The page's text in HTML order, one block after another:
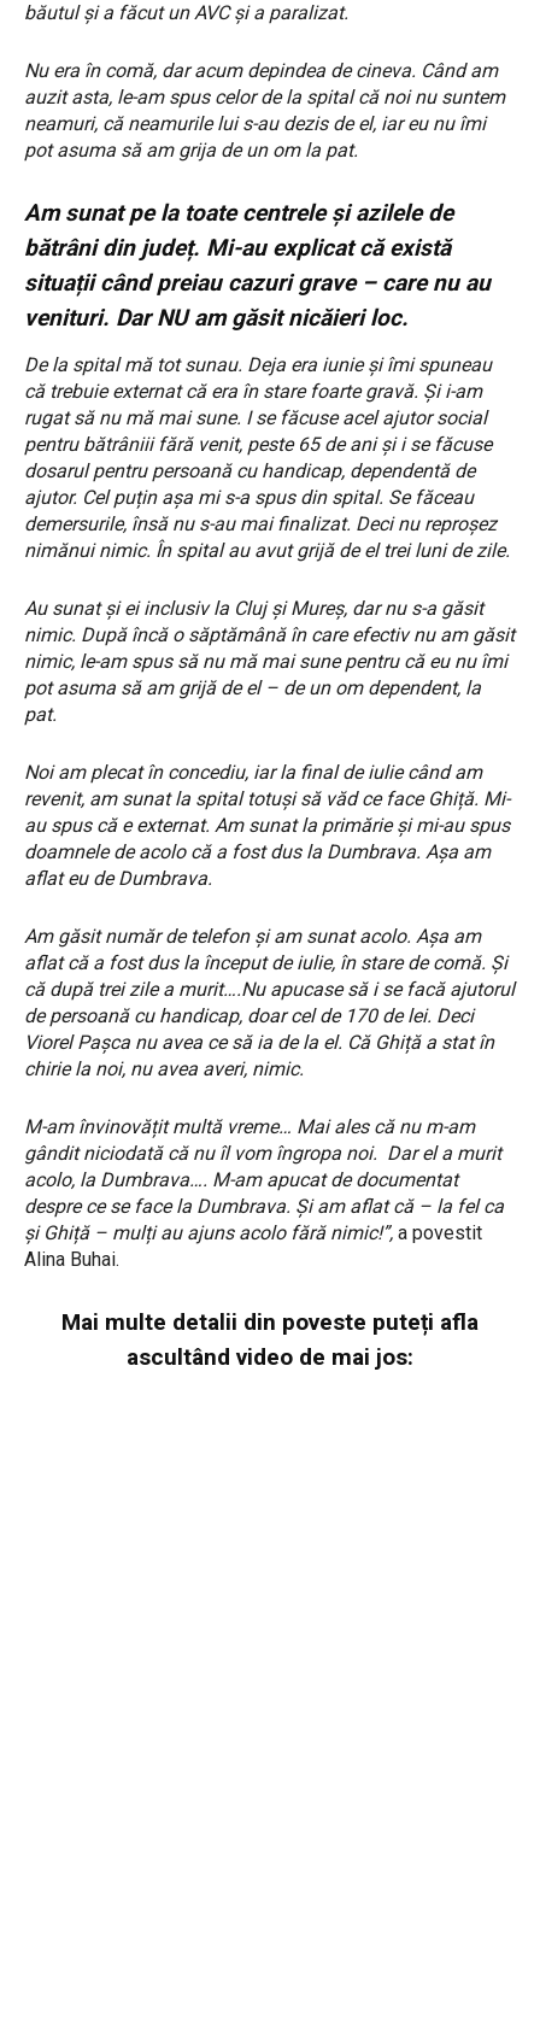
băutul și a făcut un AVC și a paralizat.
Nu era în comă, dar acum depindea de cineva. Când am
auzit asta, le-am spus celor de la spital că noi nu suntem
neamuri, că neamurile lui s-au dezis de el, iar eu nu îmi
pot asuma să am grija de un om la pat.
Am sunat pe la toate centrele și azilele de
bătrâni din județ. Mi-au explicat că există
situații când preiau cazuri grave – care nu au
venituri. Dar NU am găsit nicăieri loc.
De la spital mă tot sunau. Deja era iunie și îmi spuneau
că trebuie externat că era în stare foarte gravă. Și i-am
rugat să nu mă mai sune. I se făcuse acel ajutor social
pentru bătrâniii fără venit, peste 65 de ani și i se făcuse
dosarul pentru persoană cu handicap, dependentă de
ajutor. Cel puțin așa mi s-a spus din spital. Se făceau
demersurile, însă nu s-au mai finalizat. Deci nu reproșez
nimănui nimic. În spital au avut grijă de el trei luni de zile.
Au sunat și ei inclusiv la Cluj și Mureș, dar nu s-a găsit
nimic. După încă o săptămână în care efectiv nu am găsit
nimic, le-am spus să nu mă mai sune pentru că eu nu îmi
pot asuma să am grijă de el – de un om dependent, la
pat.
Noi am plecat în concediu, iar la final de iulie când am
revenit, am sunat la spital totuși să văd ce face Ghiță. Mi-
au spus că e externat. Am sunat la primărie și mi-au spus
doamnele de acolo că a fost dus la Dumbrava. Așa am
aflat eu de Dumbrava.
Am găsit număr de telefon și am sunat acolo. Așa am
aflat că a fost dus la început de iulie, în stare de comă. Și
că după trei zile a murit….Nu apucase să i se facă ajutorul
de persoană cu handicap, doar cel de 170 de lei. Deci
Viorel Pașca nu avea ce să ia de la el. Că Ghiță a stat în
chirie la noi, nu avea averi, nimic.
M-am învinovățit multă vreme… Mai ales că nu m-am
gândit niciodată că nu îl vom îngropa noi. Dar el a murit
acolo, la Dumbrava…. M-am apucat de documentat
despre ce se face la Dumbrava. Și am aflat că – la fel ca
și Ghiță – mulți au ajuns acolo fără nimic!”, a povestit
Alina Buhai.
Mai multe detalii din poveste puteți afla
ascultând video de mai jos: